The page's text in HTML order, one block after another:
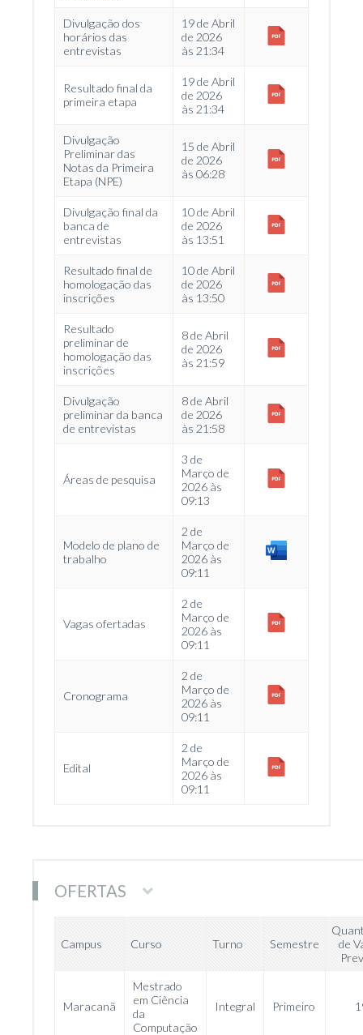
Divulgação dos
horários das
entrevistas
19 de Abril
de 2026
às 21:34
Resultado final da
primeira etapa
19 de Abril
de 2026
às 21:34
Divulgação
Preliminar das
Notas da Primeira
Etapa (NPE)
15 de Abril
de 2026
às 06:28
Divulgação final da
banca de
entrevistas
10 de Abril
de 2026
às 13:51
Resultado final de
homologação das
inscrições
10 de Abril
de 2026
às 13:50
Resultado
preliminar de
homologação das
inscrições
8 de Abril
de 2026
às 21:59
Divulgação
preliminar da banca
de entrevistas
8 de Abril
de 2026
às 21:58
Áreas de pesquisa
3 de
Março de
2026 às
09:13
Modelo de plano de
trabalho
2 de
Março de
2026 às
09:11
Vagas ofertadas
2 de
Março de
2026 às
09:11
Cronograma
2 de
Março de
2026 às
09:11
Edital
2 de
Março de
2026 às
09:11
OFERTAS
Campus Curso Turno Semestre
de
Maracanã
Mestrado
em Ciência
da
Computação
Integral Primeiro